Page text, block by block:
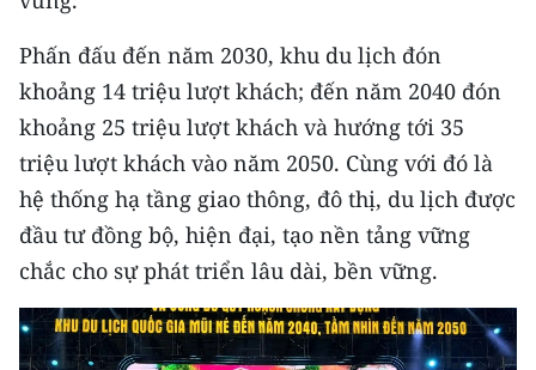
Phấn đấu đến năm 2030, khu du lịch đón
khoảng 14 triệu lượt khách; đến năm 2040 đón
khoảng 25 triệu lượt khách và hướng tới 35
triệu lượt khách vào năm 2050. Cùng với đó là
hệ thống hạ tầng giao thông, đô thị, du lịch được
đầu tư đồng bộ, hiện đại, tạo nền tảng vững
chắc cho sự phát triển lâu dài, bền vững.